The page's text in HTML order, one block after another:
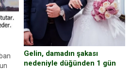
Yüzünde ve ellerinde yanıklar
oluşan Demir, kâbus dolu anları
anlattı… Merkeze bağlı...
Gelin, damadın şakası
nedeniyle düğünden 1 gün